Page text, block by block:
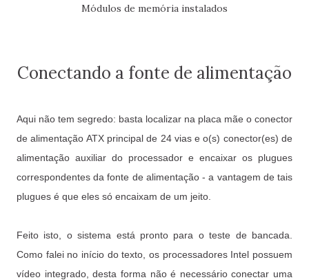
Módulos de memória instalados
Conectando a fonte de alimentação
Aqui não tem segredo: basta localizar na placa mãe o conector
de alimentação ATX principal de 24 vias e o(s) conector(es) de
alimentação auxiliar do processador e encaixar os plugues
correspondentes da fonte de alimentação - a vantagem de tais
plugues é que eles só encaixam de um jeito.
Feito isto, o sistema está pronto para o teste de bancada.
Como falei no início do texto, os processadores Intel possuem
vídeo integrado, desta forma não é necessário conectar uma